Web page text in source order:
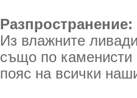
Разпространение:
Из влажните
също по каменисти
пояс на всички